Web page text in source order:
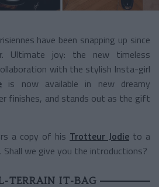
have been snapping up since
Ultimate joy: the new timeless
with the stylish Insta-girl
is now available in new dreamy
finishes, and stands out as the gift
a copy of his Trotteur Jodie to a
. Shall we give you the introductions?
TERRAIN IT-BAG